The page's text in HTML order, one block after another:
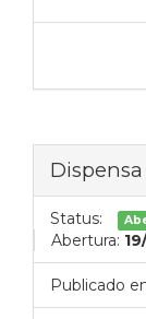
Status:
Abertura:
Publicado